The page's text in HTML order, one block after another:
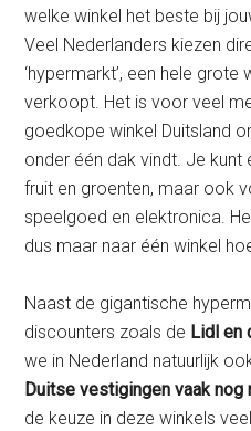
welke winkel het beste bij
Veel Nederlanders kiezen
‘hypermarkt’, een hele grote
verkoopt. Het is voor veel
goedkope winkel Duitsland
onder één dak vindt. Je
fruit en groenten, maar ook
speelgoed en elektronica.
dus maar naar één winkel
Naast de gigantische
discounters zoals de Lidl en
we in Nederland natuurlijk
Duitse vestigingen vaak
de keuze in deze winkels